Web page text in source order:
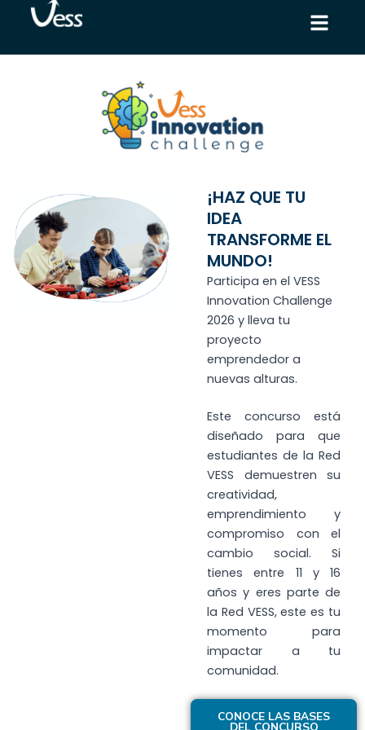
¡HAZ QUE TU
IDEA
TRANSFORME EL
MUNDO!
Participa en el VESS
Innovation Challenge
2026 y lleva tu
proyecto
emprendedor a
nuevas alturas.
Este concurso está
diseñado para que
estudiantes de la Red
VESS demuestren su
creatividad,
emprendimiento y
compromiso con el
cambio social. Si
tienes entre 11 y 16
años y eres parte de
la Red VESS, este es tu
momento para
impactar a tu
comunidad.
CONOCE LAS BASES
DEL CONCURSO